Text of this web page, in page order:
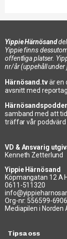
Yippie Härnösand
Yippie finns
offentliga platser.
nr/år (uppehåll under
Härnösand.tvär en
avsnitt med
samband med att
träffar vår poddvärd
VD & Ansvarig
Kenneth Zetterlund
Yippie Härnösand
Köpmangatan 12 A
0611-511320
Org-nr: 556599-6906
Mediapilen i Norden
Tipsa oss